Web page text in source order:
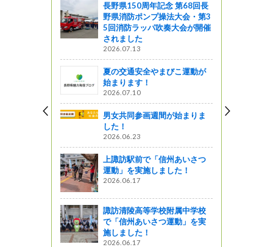
長野県150周年記念 第68回長
野県消防ポンプ操法大会・第3
5回消防ラッパ吹奏大会が開催
されました
2026.07.13
夏の交通安全やまびこ運動が
始まります！
2026.07.10
男女共同参画週間が始まりま
した！
2026.06.23
上諏訪駅前で「信州あいさつ
運動」を実施しました！
2026.06.17
諏訪清陵高等学校附属中学校
で「信州あいさつ運動」を実
施しました！
2026.06.17